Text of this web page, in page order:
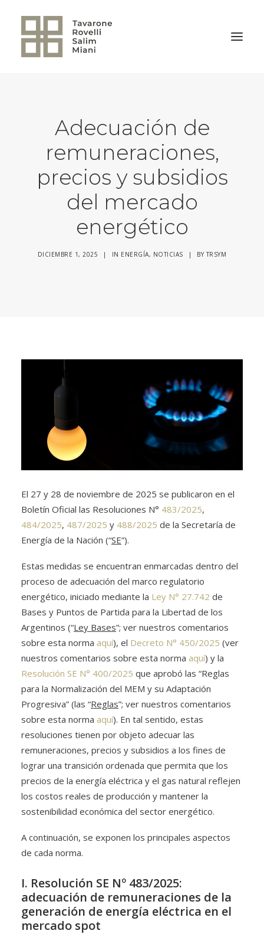
Adecuación de
remuneraciones,
precios y subsidios
del mercado
energético
DICIEMBRE 1, 2025 | IN ENERGÍA, NOTICIAS | BYTRSYM
El 27 y 28 de noviembre de 2025 se publicaron en el
Boletín Oficial las Resoluciones N° 483/2025,
484/2025, 487/2025 y 488/2025 de la Secretaría de
Energía de la Nación (“SE”).
Estas medidas se encuentran enmarcadas dentro del
proceso de adecuación del marco regulatorio
energético, iniciado mediante la Ley N° 27.742 de
Bases y Puntos de Partida para la Libertad de los
Argentinos (“Ley Bases”; ver nuestros comentarios
sobre esta norma aquí), el Decreto N° 450/2025 (ver
nuestros comentarios sobre esta norma aquí) y la
Resolución SE N° 400/2025 que aprobó las “Reglas
para la Normalización del MEM y su Adaptación
Progresiva” (las “Reglas”; ver nuestros comentarios
sobre esta norma aquí). En tal sentido, estas
resoluciones tienen por objeto adecuar las
remuneraciones, precios y subsidios a los fines de
lograr una transición ordenada que permita que los
precios de la energía eléctrica y el gas natural reflejen
los costos reales de producción y mantener la
sostenibilidad económica del sector energético.
A continuación, se exponen los principales aspectos
de cada norma.
I. Resolución SE Nº 483/2025:
adecuación de remuneraciones de la
generación de energía eléctrica en el
mercado spot